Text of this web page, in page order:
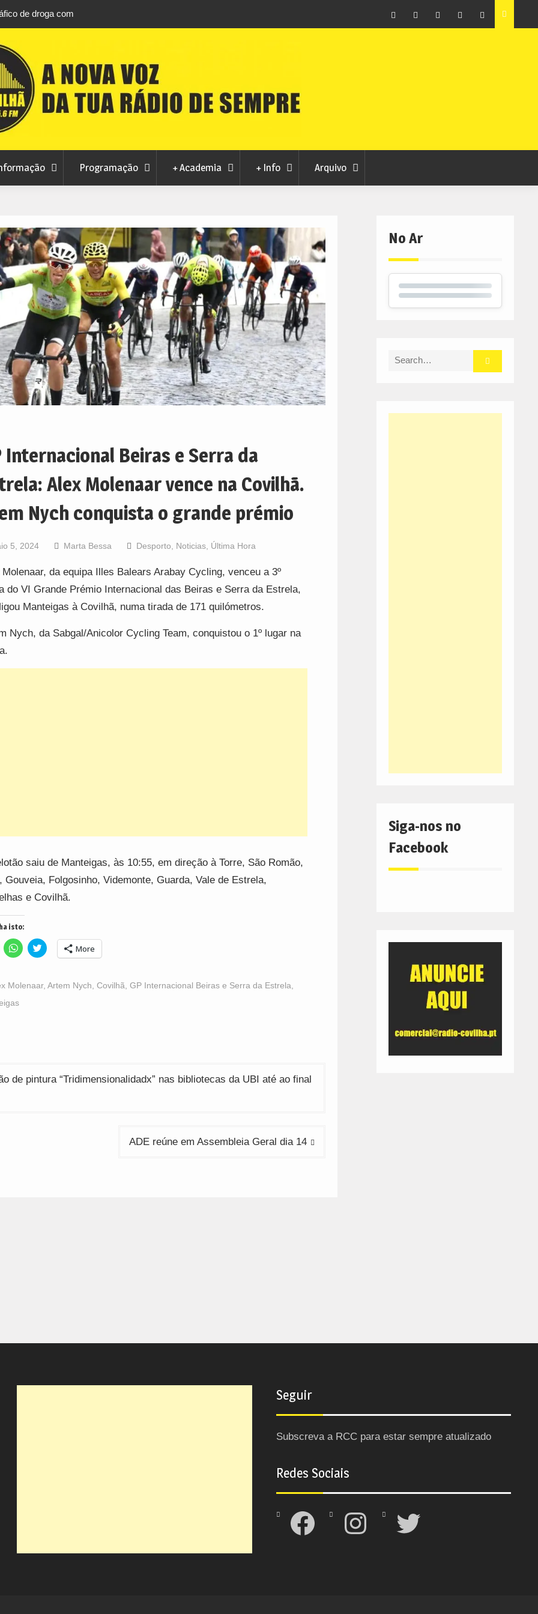
de droga com
fluvial este fim de semana
Município de Belmonte alerta para tentativa de fraude
em nome da autarquia
Programação + Academia + Info Arquivo
Internacional Beiras e Serra da
Alex Molenaar vence na Covilhã.
Nych conquista o grande prémio
5, 2024 Marta Bessa Desporto, Noticias, Última Hora
da equipa Illes Balears Arabay Cycling, venceu a 3º
do VI Grande Prémio Internacional das Beiras e Serra da Estrela,
Manteigas à Covilhã, numa tirada de 171 quilómetros.
Nych, da Sabgal/Anicolor Cycling Team, conquistou o 1º lugar na
saiu de Manteigas, às 10:55, em direção à Torre, São Romão,
Gouveia, Folgosinho, Videmonte, Guarda, Vale de Estrela,
e Covilhã.
isto:
Click
to
(Opens
new
window)
Click
to
(Opens
More
Molenaar, Artem Nych, Covilhã, GP Internacional Beiras e Serra da Estrela,
de pintura “Tridimensionalidadx” nas bibliotecas da UBI até ao final
ADE reúne em Assembleia Geral dia 14
No Ar
Search
Siga-nos no
Facebook
Seguir
Subscreva a RCC para estar sempre atualizado
Redes Sociais
Facebook Instagram Twitter